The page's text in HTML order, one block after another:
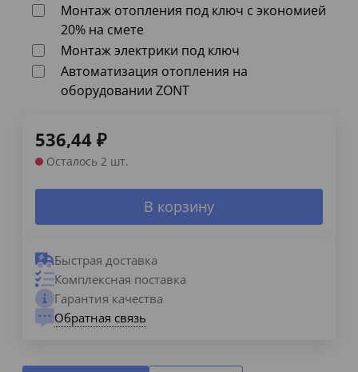
Монтаж отопления под ключ с экономией
20% на смете
Монтаж электрики под ключ
Автоматизация отопления на
оборудовании ZONT
536,44 ₽
Осталось 2 шт.
В корзину
Быстрая доставка
Комплексная поставка
Гарантия качества
Обратная связь